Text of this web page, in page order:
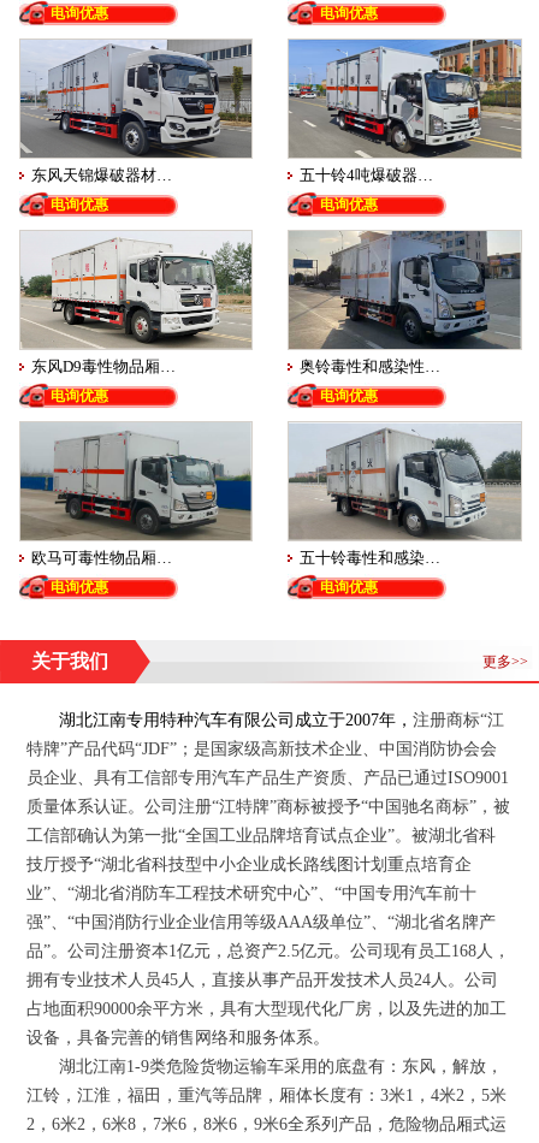
电询优惠 电询优惠
东风天锦爆破器材…
电询优惠
五十铃4吨爆破器…
电询优惠
东风D9毒性物品厢…
电询优惠
奥铃毒性和感染性…
电询优惠
欧马可毒性物品厢…
电询优惠
五十铃毒性和感染…
电询优惠
关于我们 更多>>
湖北江南专用特种汽车有限公司 成立于2007年 ，注册商标“江
特牌”产品代码“JDF”；是国家级高新技术企业、中国消防协会会
员企业、具有工信部专用汽车产品生产资质、产品已通过ISO9001
质量体系认证。公司注册“江特牌”商标被授予“中国驰名商标”，被
工信部确认为第一批“全国工业品牌培育试点企业”。被湖北省科
技厅授予“湖北省科技型中小企业成长路线图计划重点培育企
业”、“湖北省消防车工程技术研究中心”、“中国专用汽车前十
强”、“中国消防行业企业信用等级AAA级单位”、“湖北省名牌产
品”。公司注册资本1亿元，总资产2.5亿元。公司现有员工168人，
拥有专业技术人员45人，直接从事产品开发技术人员24人。公司
占地面积90000余平方米，具有大型现代化厂房，以及先进的加工
设备，具备完善的销售网络和服务体系。
湖北江南1-9类危险货物运输车采用的底盘有：东风，解放，
江铃，江淮，福田，重汽等品牌，厢体长度有：3米1 ，4米2 ，5米
2 ，6米2 ，6米8 ， 7米6 ，8米6 ，9米6全系列产品，危险物品厢式运